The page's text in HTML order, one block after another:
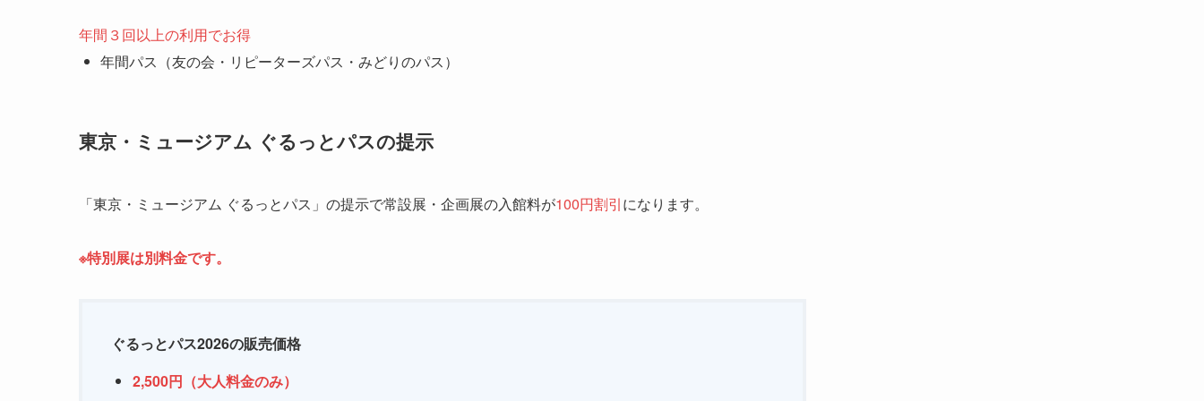
年間３回以上の利用でお得
年間パス（友の会・リピーターズパス・みどりのパス）
東京・ミュージアム ぐるっとパスの提示
「東京・ミュージアム ぐるっとパス」の提示で常設展・企画展の入館料が100円割引になります。
※特別展は別料金です。
ぐるっとパス2026の販売価格
2,500円（大人料金のみ）